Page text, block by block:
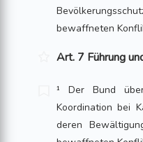
bewaffneten
Art. 7 Führung
¹ Der Bund
Koordination bei
deren